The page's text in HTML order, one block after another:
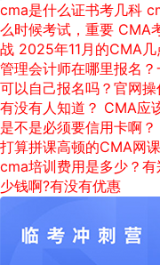
cma是什么证书考几科
么时候考试，重要 CMA
战 2025年11月的CMA
管理会计师在哪里报名
可以自己报名吗？官网
有没有人知道？ CMA应
是不是必须要信用卡啊？
打算拼课高顿的CMA网
cma培训费用是多少？
少钱啊?有没有优惠